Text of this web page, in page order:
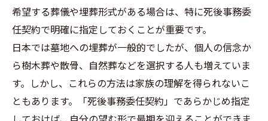
希望する葬儀や埋葬形式がある場合は、特に死後事務委
任契約で明確に指定しておくことが重要です。
日本では墓地への埋葬が一般的でしたが、個人の信念か
ら樹木葬や散骨、自然葬などを選択する人も増えていま
す。しかし、これらの方法は家族の理解を得られないこ
ともあります。「死後事務委任契約」であらかじめ指定